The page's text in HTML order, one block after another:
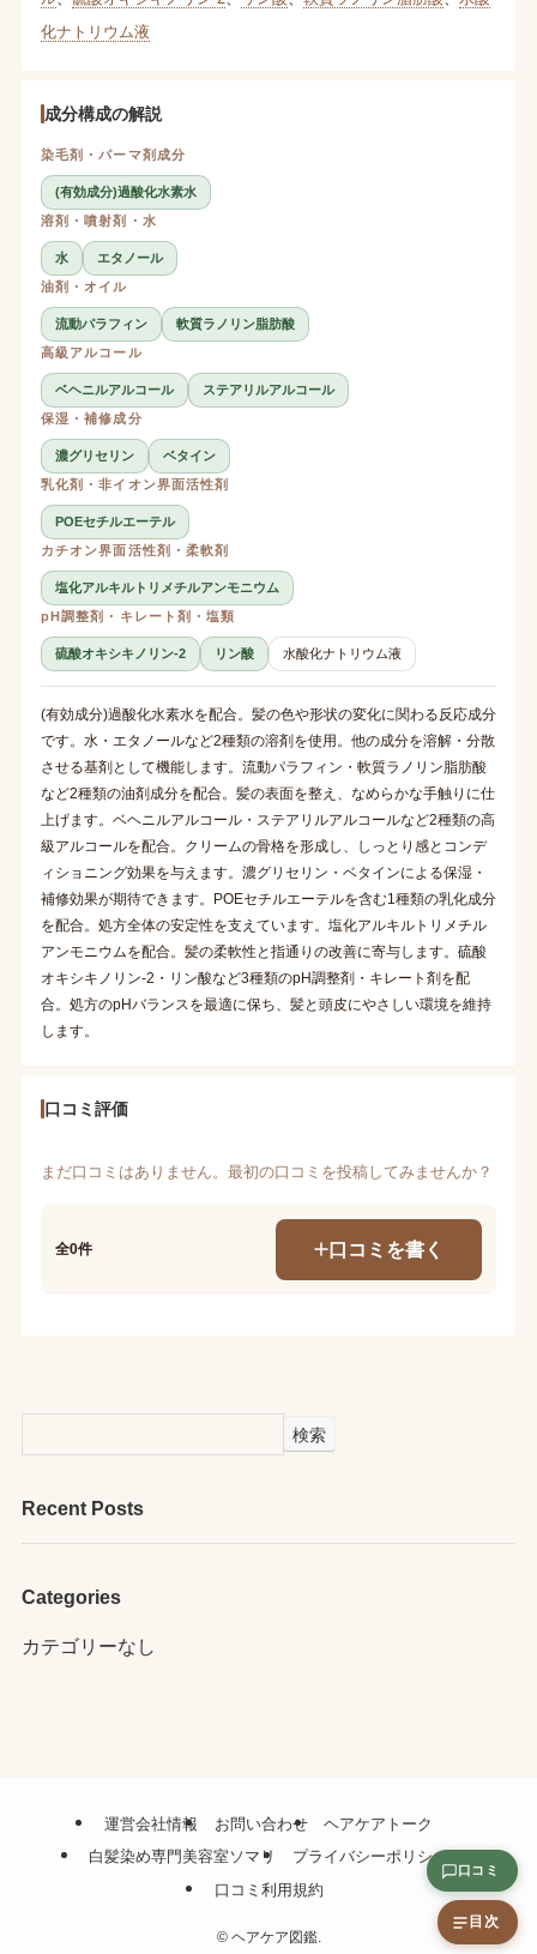
化ナトリウム液
成分構成の解説
染毛剤・パーマ剤成分
(有効成分)過酸化水素水
溶剤・噴射剤・水
水
エタノール
油剤・オイル
流動パラフィン
軟質ラノリン脂肪酸
高級アルコール
ベヘニルアルコール
ステアリルアルコール
保湿・補修成分
濃グリセリン
ベタイン
乳化剤・非イオン界面活性剤
POEセチルエーテル
カチオン界面活性剤・柔軟剤
塩化アルキルトリメチルアンモニウム
pH調整剤・キレート剤・塩類
硫酸オキシキノリン-2 リン酸 水酸化ナトリウム液
(有効成分)過酸化水素水を配合。髪の色や形状の変化に関わる反応成分
です。水・エタノールなど2種類の溶剤を使用。他の成分を溶解・分散
させる基剤として機能します。流動パラフィン・軟質ラノリン脂肪酸
など2種類の油剤成分を配合。髪の表面を整え、なめらかな手触りに仕
上げます。ベヘニルアルコール・ステアリルアルコールなど2種類の高
級アルコールを配合。クリームの骨格を形成し、しっとり感とコンデ
ィショニング効果を与えます。濃グリセリン・ベタインによる保湿・
補修効果が期待できます。POEセチルエーテルを含む1種類の乳化成分
を配合。処方全体の安定性を支えています。塩化アルキルトリメチル
アンモニウムを配合。髪の柔軟性と指通りの改善に寄与します。硫酸
オキシキノリン-2・リン酸など3種類のpH調整剤・キレート剤を配
合。処方のpHバランスを最適に保ち、髪と頭皮にやさしい環境を維持
します。
口コミ評価
まだ口コミはありません。最初の口コミを投稿してみませんか？
全0件 口コミを書く
検索
Recent Posts
Categories
カテゴリーなし
運営会社情報 お問い合わせ
ヘアケアトーク
白髪染め専門美容室ソマリ
プライバシーポリシー
口コミ利用規約
©ヘアケア図鑑.
口コミ
目次